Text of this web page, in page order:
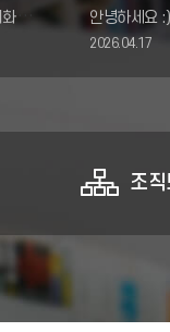
안녕하세요:)한경국립대학교 제4대 始花[시화] 총학생회 한경체전 TF팀입니다!약 4주간 진행된 2026 한경체전 이 학우 여러분의 뜨거운 응원 속에 막을 내렸습니다. 뛰는 순간
2026.04.17
조